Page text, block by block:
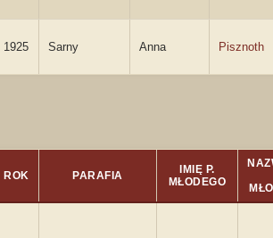
1925 Sarny Anna Pisznoth
ROK PARAFIA
IMIĘ P.
MŁODEGO